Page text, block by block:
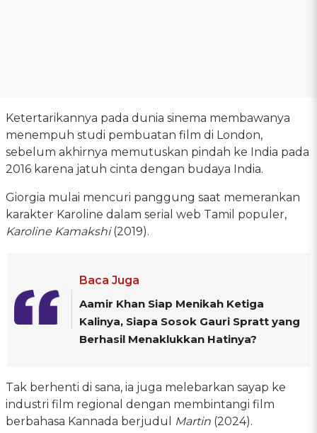
Ketertarikannya pada dunia sinema membawanya
menempuh studi pembuatan film di London,
sebelum akhirnya memutuskan pindah ke India pada
2016 karena jatuh cinta dengan budaya India.
Giorgia mulai mencuri panggung saat memerankan
karakter Karoline dalam serial web Tamil populer,
Karoline Kamakshi(2019).
Baca Juga
Aamir Khan Siap Menikah Ketiga
Kalinya, Siapa Sosok Gauri Spratt yang
Berhasil Menaklukkan Hatinya?
Tak berhenti di sana, ia juga melebarkan sayap ke
industri film regional dengan membintangi film
berbahasa Kannada berjudul
Martin (2024).